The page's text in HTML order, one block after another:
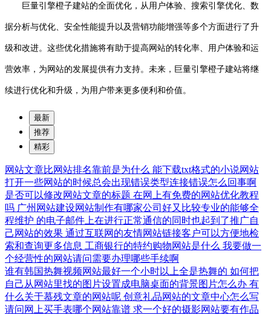
巨量引擎橙子建站的全面优化，从用户体验、搜索引擎优化、数
据分析与优化、安全性能提升以及营销功能增强等多个方面进行了升
级和改进。这些优化措施将有助于提高网站的转化率、用户体验和运
营效率，为网站的发展提供有力支持。未来，巨量引擎橙子建站将继
续进行优化和升级，为用户带来更多便利和价值。
最新
推荐
精彩
网站文章比网站排名靠前是为什么 能下载txt格式的小说网站
打开一些网站的时候总会出现错误类型连接错误怎么回事啊
是否可以修改网站文章的标题 在网上有免费的网站优化教程
吗 广州网站建设网站制作有哪家公司好又比较专业的能够全
程维护 的电子邮件上在进行正常通信的同时也起到了推广自
己网站的效果 通过互联网的友情网站链接客户可以方便地检
索和查询更多信息 工商银行的特约购物网站是什么 我要做一
个经营性的网站请问需要办理哪些手续啊
谁有韩国热舞视频网站最好一个小时以上全是热舞的 如何把
自己从网站里找的图片设置成电脑桌面的背景图片怎么办 有
什么关于慕残文章的网站呢 创意礼品网站的文章中心怎么写
请问网上买手表哪个网站靠谱 求一个好的摄影网站要有作品